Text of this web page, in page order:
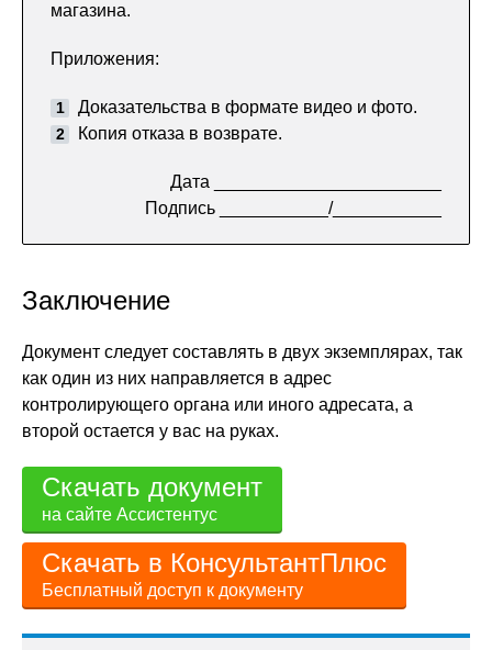
магазина.
Приложения:
Доказательства в формате видео и фото.
Копия отказа в возврате.
Дата _______________________
Подпись ___________/___________
Заключение
Документ следует составлять в двух экземплярах, так
как один из них направляется в адрес
контролирующего органа или иного адресата, а
второй остается у вас на руках.
Скачать документ
на сайте Ассистентус
Скачать в КонсультантПлюс
Бесплатный доступ к документу